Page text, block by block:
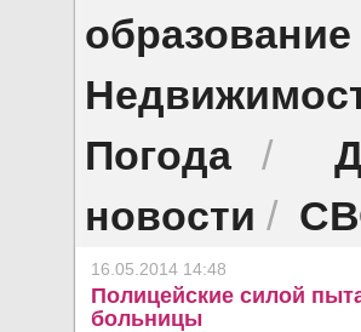
образование
Погода/
новости /
16.05.2014 14:48
Полицейские силой
больницы